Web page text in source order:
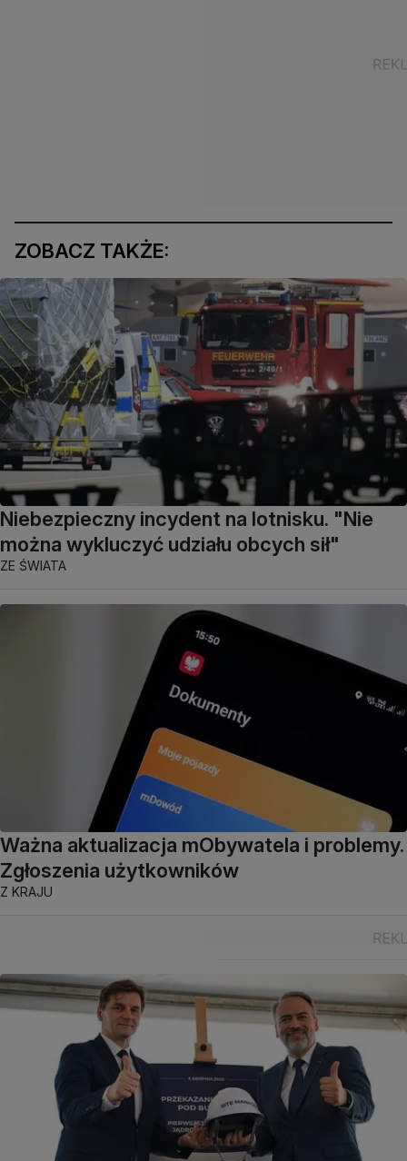
ZOBACZ TAKŻE:
Niebezpieczny incydent na lotnisku. "Nie
można wykluczyć udziału obcych sił"
ZE ŚWIATA
Ważna aktualizacja mObywatela i problemy.
Zgłoszenia użytkowników
Z KRAJU